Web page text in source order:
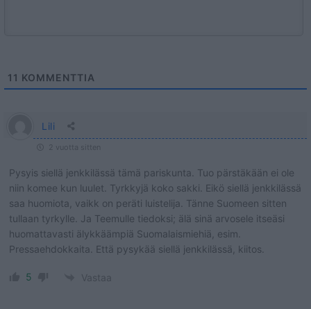
11 KOMMENTTIA
Lili
2 vuotta sitten
Pysyis siellä jenkkilässä tämä pariskunta. Tuo pärstäkään ei ole
niin komee kun luulet. Tyrkkyjä koko sakki. Eikö siellä jenkkilässä
saa huomiota, vaikk on peräti luistelija. Tänne Suomeen sitten
tullaan tyrkylle. Ja Teemulle tiedoksi; älä sinä arvosele itseäsi
huomattavasti älykkäämpiä Suomalaismiehiä, esim.
Pressaehdokkaita. Että pysykää siellä jenkkilässä, kiitos.
5 Vastaa